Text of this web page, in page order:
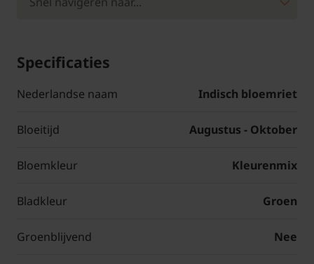
Specificaties
Nederlandse naam Indisch bloemriet
Bloeitijd Augustus - Oktober
Bloemkleur Kleurenmix
Bladkleur Groen
Groenblijvend Nee